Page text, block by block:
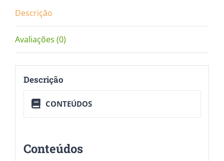
Descrição
Avaliações (0)
Descrição
CONTEÚDOS
Conteúdos